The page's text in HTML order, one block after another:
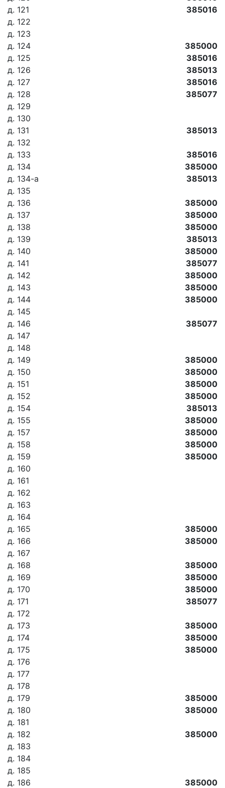
д. 121
385016
д. 122
д. 123
д. 124
385000
д. 125
385016
д. 126
385013
д. 127
385016
д. 128
385077
д. 129
д. 130
д. 131
385013
д. 132
д. 133
385016
д. 134
385000
д. 134-а
385013
д. 135
д. 136
385000
д. 137
385000
д. 138
385000
д. 139
385013
д. 140
385000
д. 141
385077
д. 142
385000
д. 143
385000
д. 144
385000
д. 145
д. 146
385077
д. 147
д. 148
д. 149
385000
д. 150
385000
д. 151
385000
д. 152
385000
д. 154
385013
д. 155
385000
д. 157
385000
д. 158
385000
д. 159
385000
д. 160
д. 161
д. 162
д. 163
д. 164
д. 165
385000
д. 166
385000
д. 167
д. 168
385000
д. 169
385000
д. 170
385000
д. 171
385077
д. 172
д. 173
385000
д. 174
385000
д. 175
385000
д. 176
д. 177
д. 178
д. 179
385000
д. 180
385000
д. 181
д. 182
385000
д. 183
д. 184
д. 185
д. 186
385000